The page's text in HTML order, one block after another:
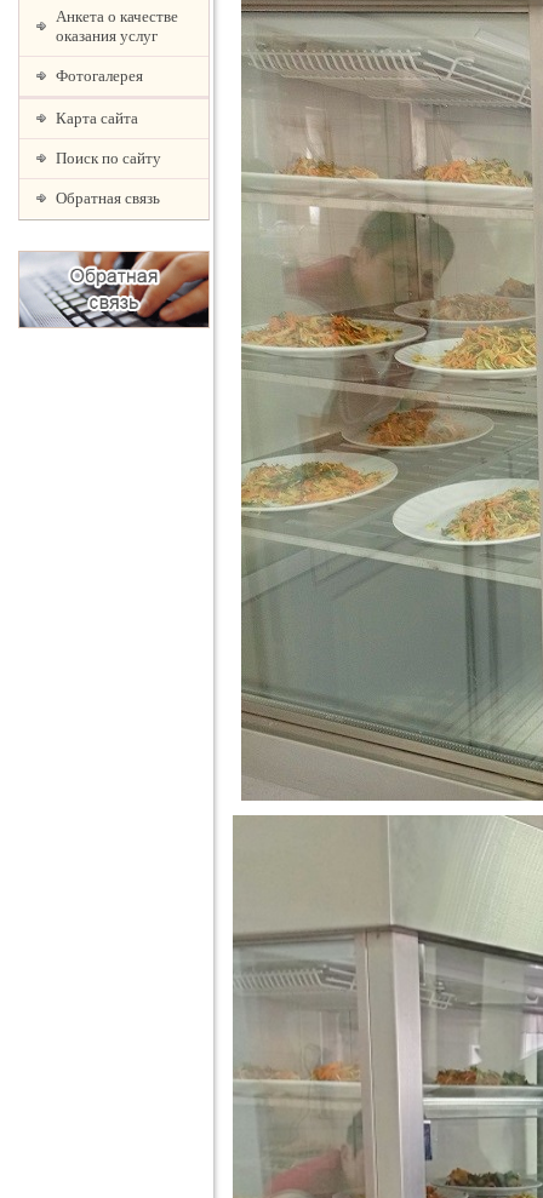
Анкета о качестве
оказания услуг
Фотогалерея
Карта сайта
Поиск по сайту
Обратная связь